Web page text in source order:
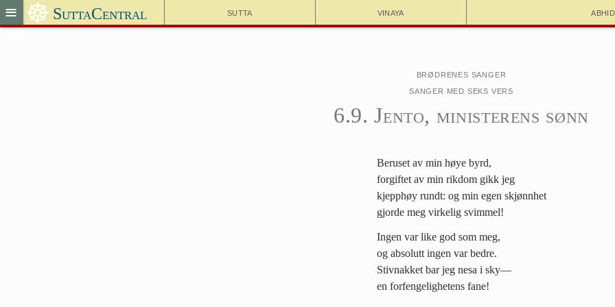
Sutta Vinaya
≡ ☸ SuttaCentral
Brødrenes sanger
Sanger med seks vers
6.9. Jento, ministerens sønn
Beruset av min høye byrd,
forgiftet av min rikdom gikk jeg
kjepphøy rundt: og min egen skjønnhet
gjorde meg virkelig svimmel!
Ingen var like god som meg,
og absolutt ingen var bedre.
Stivnakket bar jeg nesa i sky—
en forfengelighetens fane!